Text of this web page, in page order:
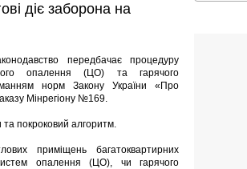
діє заборона на
передбачає процедуру
опалення (ЦО) та гарячого
норм Закону України «Про
Мінрегіону №169.
покроковий алгоритм.
приміщень багатоквартирних
опалення (ЦО), чи гарячого